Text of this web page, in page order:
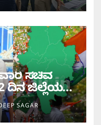
ಸಚಿವ
ದಿನ ಜಿಲ್ಲೆಯಲ್ಲಿ
SAGAR